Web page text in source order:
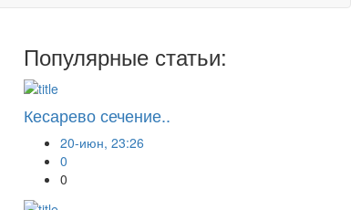
Популярные статьи:
Кесарево сечение..
20-июн, 23:26
0
0